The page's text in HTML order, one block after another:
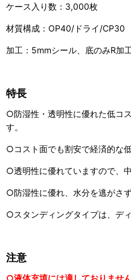
ケース入り数：3,000枚
材質構成：OP40/ドライ/CP30
加工：5mmシール、底のみR加
特長
○防湿性・透明性に優れた低コ
す。
○コスト面でも割安で経済的な
○透明性に優れていますので、
○防湿性に優れ、水分を逃がさ
○スタンディングタイプは、デ
注意
○液体充填には適しておりません